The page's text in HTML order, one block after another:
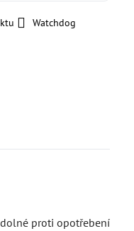
Watchdog
proti opotřebení